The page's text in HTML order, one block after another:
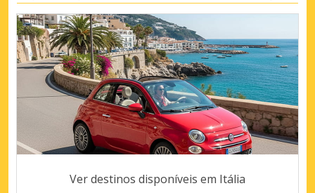
Ver destinos disponíveis em Itália